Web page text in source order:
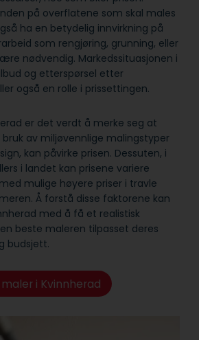
på overflatene som skal males
ha en betydelig innvirkning på
som rengjøring, grunning, eller
nødvendig. Markedssituasjonen i
og etterspørsel etter
også en rolle i prissettingen.
er det verdt å merke seg at
bruk av miljøvennlige malingstyper
kan påvirke prisen. Dessuten, i
i landet kan prisene variere
mulige høyere priser i travle
Å forstå disse faktorene kan
med å få et realistisk
beste maleren tilpasset deres
budsjett.
i Kvinnherad